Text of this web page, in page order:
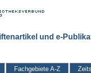
und e-
Fachgebiete A-Z